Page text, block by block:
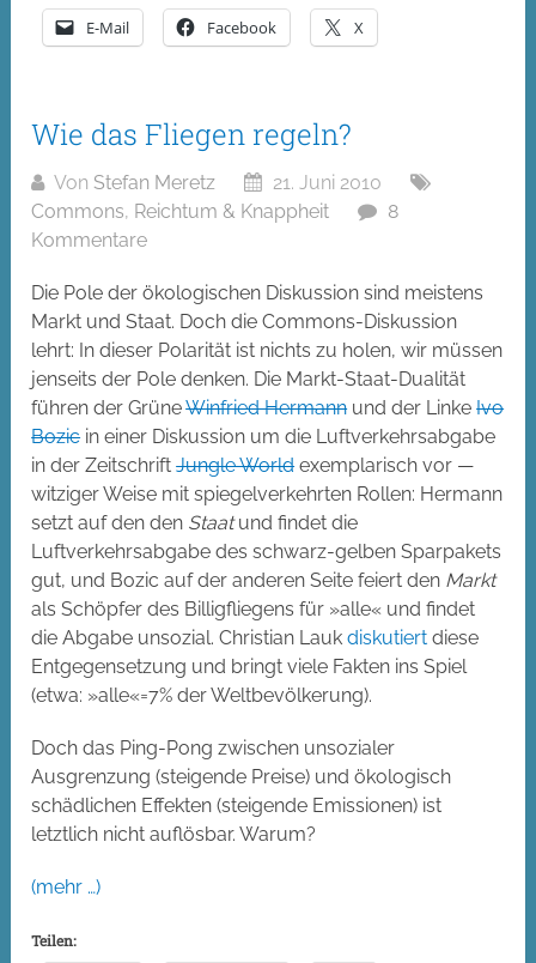
E-Mail Facebook X
Wie das Fliegen regeln?
Von Stefan Meretz
21. Juni 2010
Commons, Reichtum & Knappheit
8
Kommentare
Die Pole der ökologischen Diskussion sind meistens
Markt und Staat. Doch die Commons-Diskussion
lehrt: In dieser Polarität ist nichts zu holen, wir müssen
jenseits der Pole denken. Die Markt-Staat-Dualität
führen der GrüneWinfried Hermannund der LinkeIvo
Bozicin einer Diskussion um die Luftverkehrsabgabe
in der ZeitschriftJungle Worldexemplarisch vor —
witziger Weise mit spiegelverkehrten Rollen: Hermann
setzt auf den den Staatund findet die
Luftverkehrsabgabe des schwarz-gelben Sparpakets
gut, und Bozic auf der anderen Seite feiert den Markt
als Schöpfer des Billigfliegens für »alle« und findet
die Abgabe unsozial. Christian Laukdiskutiert diese
Entgegensetzung und bringt viele Fakten ins Spiel
(etwa: »alle«=7% der Weltbevölkerung).
Doch das Ping-Pong zwischen unsozialer
Ausgrenzung (steigende Preise) und ökologisch
schädlichen Effekten (steigende Emissionen) ist
letztlich nicht auflösbar. Warum?
(mehr …)
Teilen: